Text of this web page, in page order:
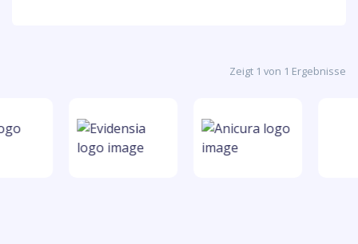
Zeigt 1 von 1 Ergebnisse